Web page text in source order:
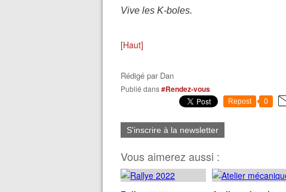
Vive les K-boles.
[Haut]
Rédigé par Dan
Publié dans#Rendez-vous
Repost 0
S'inscrire à la newsletter
Vous aimerez aussi :